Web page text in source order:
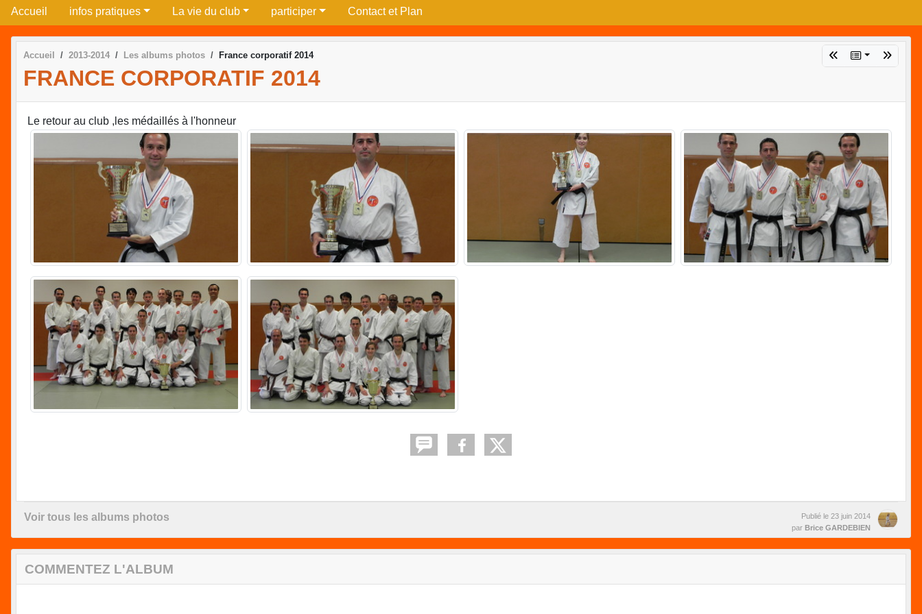
Accueil infos pratiques La vie du club participer Contact et Plan
Accueil 2013-2014 Les albums photos France corporatif 2014
FRANCE CORPORATIF 2014
Le retour au club ,les médaillés à l'honneur
Voir tous les albums photos Publié le 23 juin 2014
par Brice GARDEBIEN
COMMENTEZ L'ALBUM